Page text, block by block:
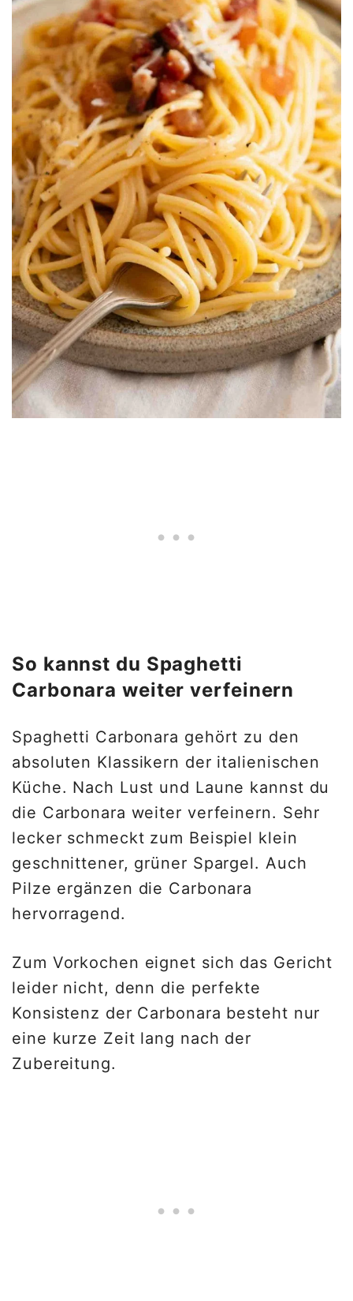
So kannst du Spaghetti
Carbonara weiter verfeinern
Spaghetti Carbonara gehört zu den
absoluten Klassikern der italienischen
Küche. Nach Lust und Laune kannst du
die Carbonara weiter verfeinern. Sehr
lecker schmeckt zum Beispiel klein
geschnittener, grüner Spargel. Auch
Pilze ergänzen die Carbonara
hervorragend.
Zum Vorkochen eignet sich das Gericht
leider nicht, denn die perfekte
Konsistenz der Carbonara besteht nur
eine kurze Zeit lang nach der
Zubereitung.